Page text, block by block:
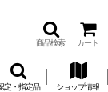
商品検索 カート
定・指定品 ショップ情報